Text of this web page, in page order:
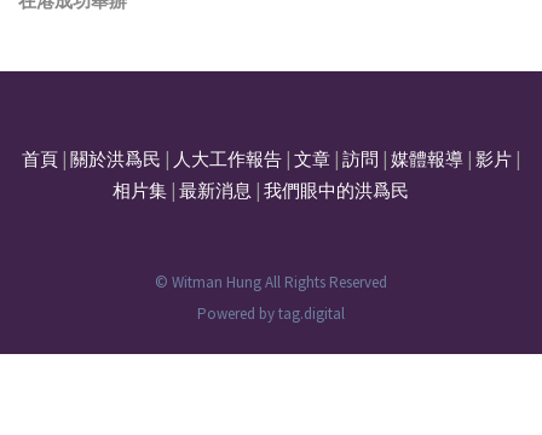
首頁 關於洪爲民 人大工作報告 文章 訪問 媒體報導 影片
相片集| 最新消息 我們眼中的洪爲民
© Witman Hung All Rights Reserved
Powered bytag.digital